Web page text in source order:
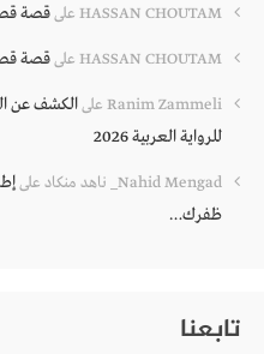
HASSAN CHOUTAM علىقصة
HASSAN CHOUTAM علىقصة
Ranim Zammeli علىالكشف عن
للرواية العربية 2026
Nahid Mengad_ ناهد منكاد على
ظفرك…
تابعنا